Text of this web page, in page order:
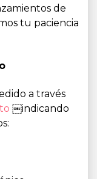
de
tu paciencia
a través
￼indicando